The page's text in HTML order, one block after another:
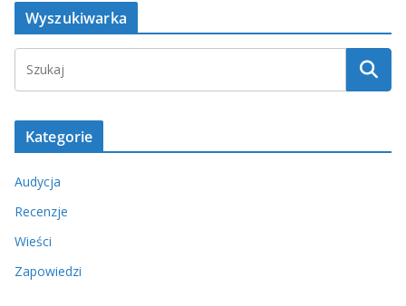
Wyszukiwarka
Kategorie
Audycja
Recenzje
Wieści
Zapowiedzi